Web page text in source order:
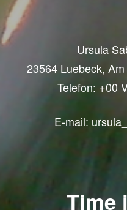
Ursula
23564 Luebeck,
Telefon: +00
E-mail:
Time